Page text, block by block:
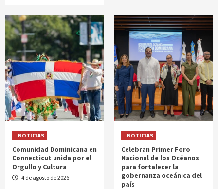
NOTICIAS
Comunidad Dominicana en
Connecticut unida por el
Orgullo y Cultura
4 de agosto de 2026
NOTICIAS
Celebran Primer Foro
Nacional de los Océanos
para fortalecer la
gobernanza oceánica del
país